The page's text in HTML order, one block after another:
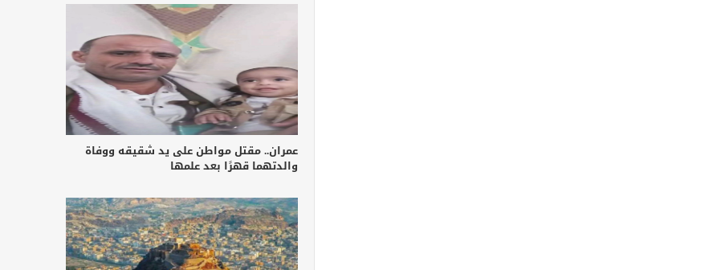
عمران.. مقتل مواطن على يد شقيقه ووفاة
والدتهما قهرًا بعد علمها